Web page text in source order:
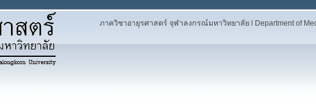
ภาควิชาอายุรศาสตร์ จุฬาลงกรณ์มหาวิทยาลัย l Department of